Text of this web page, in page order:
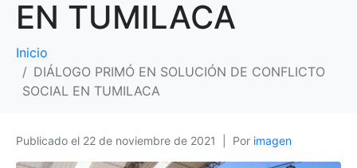
EN TUMILACA
Inicio
DIÁLOGO PRIMÓ EN SOLUCIÓN DE CONFLICTO
SOCIAL EN TUMILACA
Publicado el 22 de noviembre de 2021 Por imagen